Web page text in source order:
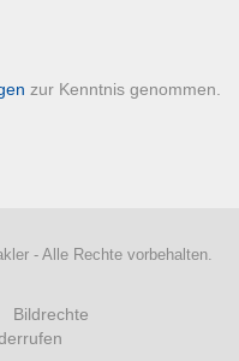
zur Kenntnis genommen.
- Alle Rechte vorbehalten.
Bildrechte